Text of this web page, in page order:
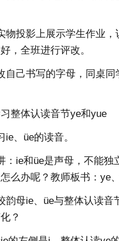
投影上展示学生作业，
，全班进行评改。
己书写的字母，同桌同
整体认读音节ye和yue
、üe的读音。
ie和üe是声母，不能独
么办呢？教师板书：ye、
母ie、üe与整体认读音
？